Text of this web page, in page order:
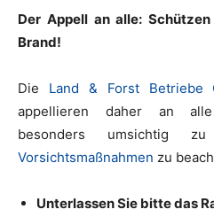
Der Appell an alle:
Brand!
Die Land & Forst Betriebe
appellieren daher an alle
besonders umsichtig
Vorsichtsmaßnahmen zu
Unterlassen Sie bitte das